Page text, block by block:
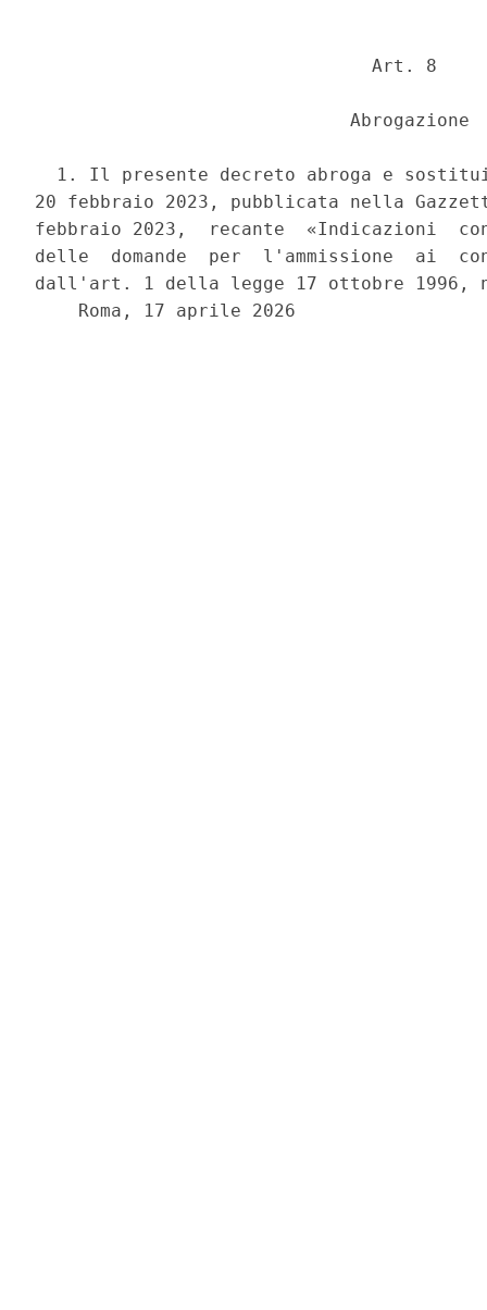
                               Art. 8
                             Abrogazione
1. Il presente decreto abroga e
20 febbraio 2023, pubblicata nella
febbraio 2023,  recante  «Indicazioni
delle  domande  per  l'ammissione  ai
dall'art. 1 della legge 17 ottobre 1996,
    Roma, 17 aprile 2026